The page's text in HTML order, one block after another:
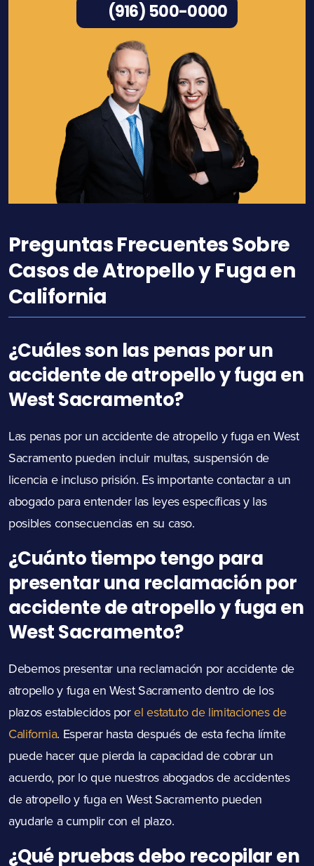
(916) 500-0000
Preguntas Frecuentes Sobre
Casos de Atropello y Fuga en
California
¿Cuáles son las penas por un
accidente de atropello y fuga en
West Sacramento?
Las penas por un accidente de atropello y fuga en West
Sacramento pueden incluir multas, suspensión de
licencia e incluso prisión. Es importante contactar a un
abogado para entender las leyes específicas y las
posibles consecuencias en su caso.
¿Cuánto tiempo tengo para
presentar una reclamación por
accidente de atropello y fuga en
West Sacramento?
Debemos presentar una reclamación por accidente de
atropello y fuga en West Sacramento dentro de los
plazos establecidos porel estatuto de limitaciones de
California. Esperar hasta después de esta fecha límite
puede hacer que pierda la capacidad de cobrar un
acuerdo, por lo que nuestros abogados de accidentes
de atropello y fuga en West Sacramento pueden
ayudarle a cumplir con el plazo.
¿Qué pruebas debo recopilar en